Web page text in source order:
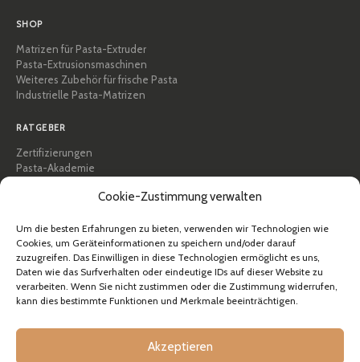
Cookie-Zustimmung verwalten
Um die besten Erfahrungen zu bieten, verwenden wir Technologien wie
Cookies, um Geräteinformationen zu speichern und/oder darauf
zuzugreifen. Das Einwilligen in diese Technologien ermöglicht es uns,
Daten wie das Surfverhalten oder eindeutige IDs auf dieser Website zu
verarbeiten. Wenn Sie nicht zustimmen oder die Zustimmung widerrufen,
kann dies bestimmte Funktionen und Merkmale beeinträchtigen.
Akzeptieren
SHOP
Matrizen für Pasta-Extruder
Pasta-Extrusionsmaschinen
Weiteres Zubehör für frische Pasta
Industrielle Pasta-Matrizen
RATGEBER
Zertifizierungen
Pasta-Akademie
Über Pastidea
HILFE
FAQ & Support
Kontakt
Versandinformationen